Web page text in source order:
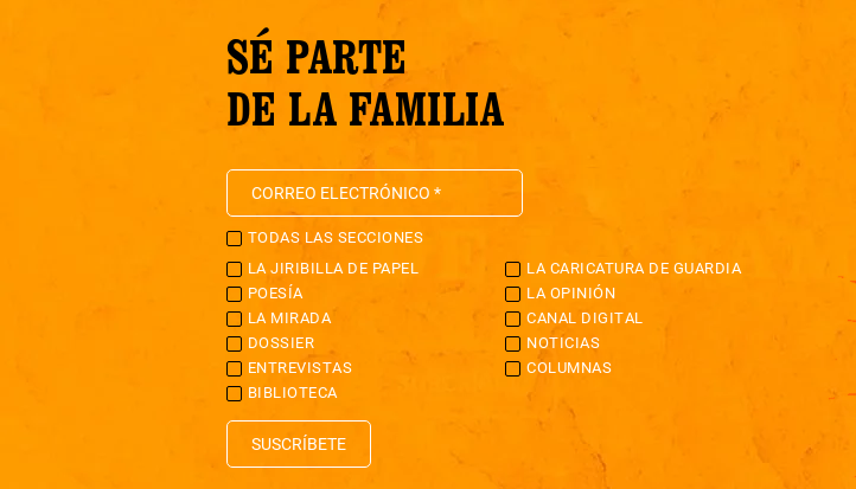
SÉ PARTE
DE LA FAMILIA
TODAS LAS SECCIONES
LA JIRIBILLA DE PAPEL
LA CARICATURA DE GUARDIA
POESÍA
LA OPINIÓN
LA MIRADA
CANAL DIGITAL
DOSSIER
NOTICIAS
ENTREVISTAS
COLUMNAS
BIBLIOTECA
SUSCRÍBETE